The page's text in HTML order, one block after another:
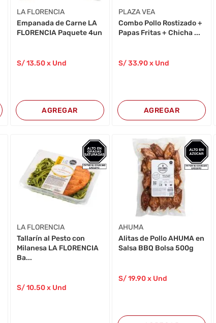
LA FLORENCIA
Empanada de Carne LA
FLORENCIA Paquete 4un
S/13.50 x Und
AGREGAR
PLAZA VEA
Combo Pollo Rostizado +
Papas Fritas + Chicha ...
S/33.90x Und
AGREGAR
LA FLORENCIA
Tallarín al Pesto con
Milanesa LA FLORENCIA
Ba...
S/10.50 x Und
AHUMA
Alitas de Pollo AHUMA en
Salsa BBQ Bolsa 500g
S/19.90x Und